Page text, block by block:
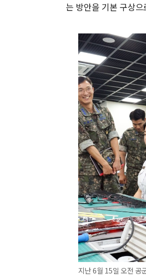
는 방안을 기본 구상
지난 6월 15일 오전 공